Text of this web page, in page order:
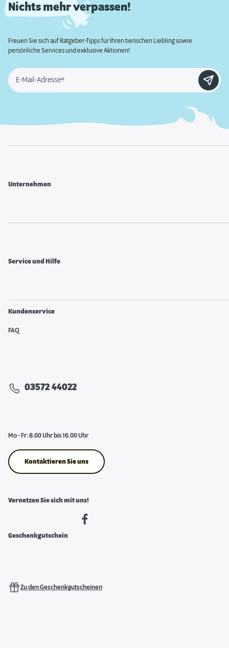
Nichts mehr verpassen!
Freuen Sie sich auf Ratgeber-Tipps für Ihren tierischen Liebling sowie
persönliche Services und exklusive Aktionen!
E-Mail-Adresse*
Unternehmen
Service und Hilfe
Kundenservice
FAQ
03572 44022
Mo - Fr: 8.00 Uhr bis 16.00 Uhr
Kontaktieren Sie uns
Vernetzen Sie sich mit uns!
Geschenkgutschein
Zu den Geschenkgutscheinen